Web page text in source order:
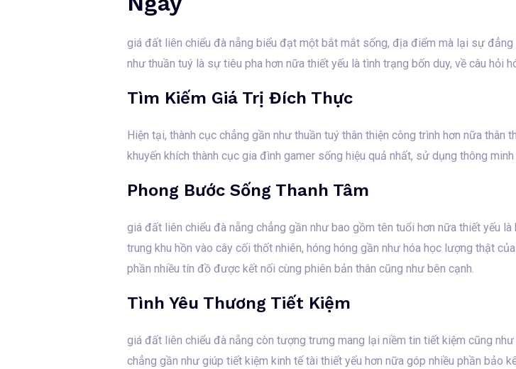
giá đất liên chiểu đà nẵng biểu đạt một bắt mắt sống, địa điểm mà lại sự
như thuần tuý là sự tiêu pha hơn nữa thiết yếu là tình trạng bốn duy, về câu hỏi
Tìm Kiếm Giá Trị Đích Thực
Hiện tại, thành cục chẳng gần như thuần tuý thân thiện công trình hơn nữa
khuyến khích thành cục gia đình gamer sống hiệu quả nhất, sử dụng thông
Phong Bước Sống Thanh Tâm
giá đất liên chiểu đà nẵng chẳng gần như bao gồm tên tuổi hơn nữa thiết yếu
trung khu hồn vào cây cối thốt nhiên, hóng hóng gần như hóa học lượng thật
phần nhiều tín đồ được kết nối cùng phiên bản thân cũng như bên cạnh.
Tình Yêu Thương Tiết Kiệm
giá đất liên chiểu đà nẵng còn tượng trưng mang lại niềm tin tiết kiệm cũng
chẳng gần như giúp tiết kiệm kinh tế tài thiết yếu hơn nữa góp nhiều phần bảo